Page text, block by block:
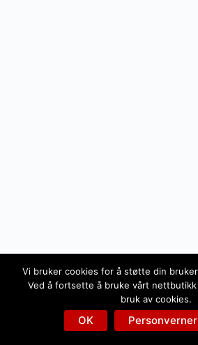
Vi bruker cookies for å støtte din
Ved å fortsette å bruke vårt
bruk av cookies.
OK